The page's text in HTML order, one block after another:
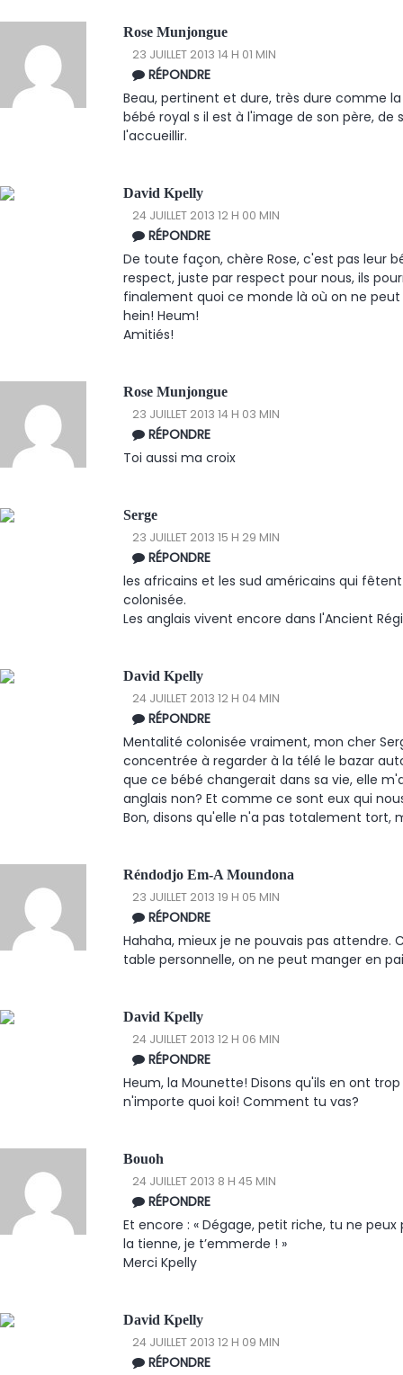
Rose Munjongue
23 JUILLET 2013 14 H 01 MIN
RÉPONDRE
Beau, pertinent et dure, très dure comme
bébé royal s il est à l'image de son père, de
l'accueillir.
David Kpelly
24 JUILLET 2013 12 H 00 MIN
RÉPONDRE
De toute façon, chère Rose, c'est pas leur
respect, juste par respect pour nous, ils
finalement quoi ce monde là où on ne
hein! Heum!
Amitiés!
Rose Munjongue
23 JUILLET 2013 14 H 03 MIN
RÉPONDRE
Toi aussi ma croix
Serge
23 JUILLET 2013 15 H 29 MIN
RÉPONDRE
les africains et les sud américains qui
colonisée.
Les anglais vivent encore dans l'Ancient
David Kpelly
24 JUILLET 2013 12 H 04 MIN
RÉPONDRE
Mentalité colonisée vraiment, mon cher
concentrée à regarder à la télé le bazar
que ce bébé changerait dans sa vie, elle
anglais non? Et comme ce sont eux qui
Bon, disons qu'elle n'a pas totalement tort,
Réndodjo Em-A Moundona
23 JUILLET 2013 19 H 05 MIN
RÉPONDRE
Hahaha, mieux je ne pouvais pas attendre.
table personnelle, on ne peut manger en
David Kpelly
24 JUILLET 2013 12 H 06 MIN
RÉPONDRE
Heum, la Mounette! Disons qu'ils en ont
n'importe quoi koi! Comment tu vas?
Bouoh
24 JUILLET 2013 8 H 45 MIN
RÉPONDRE
Et encore : « Dégage, petit riche, tu ne
la tienne, je t’emmerde ! »
Merci Kpelly
David Kpelly
24 JUILLET 2013 12 H 09 MIN
RÉPONDRE